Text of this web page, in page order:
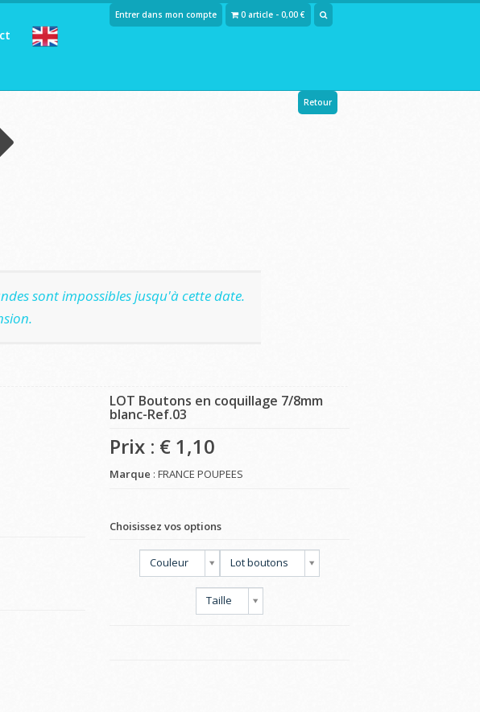
Entrer dans mon compte 0 article - 0,00 €
Retour
sont impossibles jusqu'à cette date.
LOT Boutons en coquillage 7/8mm
blanc-Ref.03
Prix : € 1,10
Marque : FRANCE POUPEES
Choisissez vos options
Couleur Lot boutons
Taille